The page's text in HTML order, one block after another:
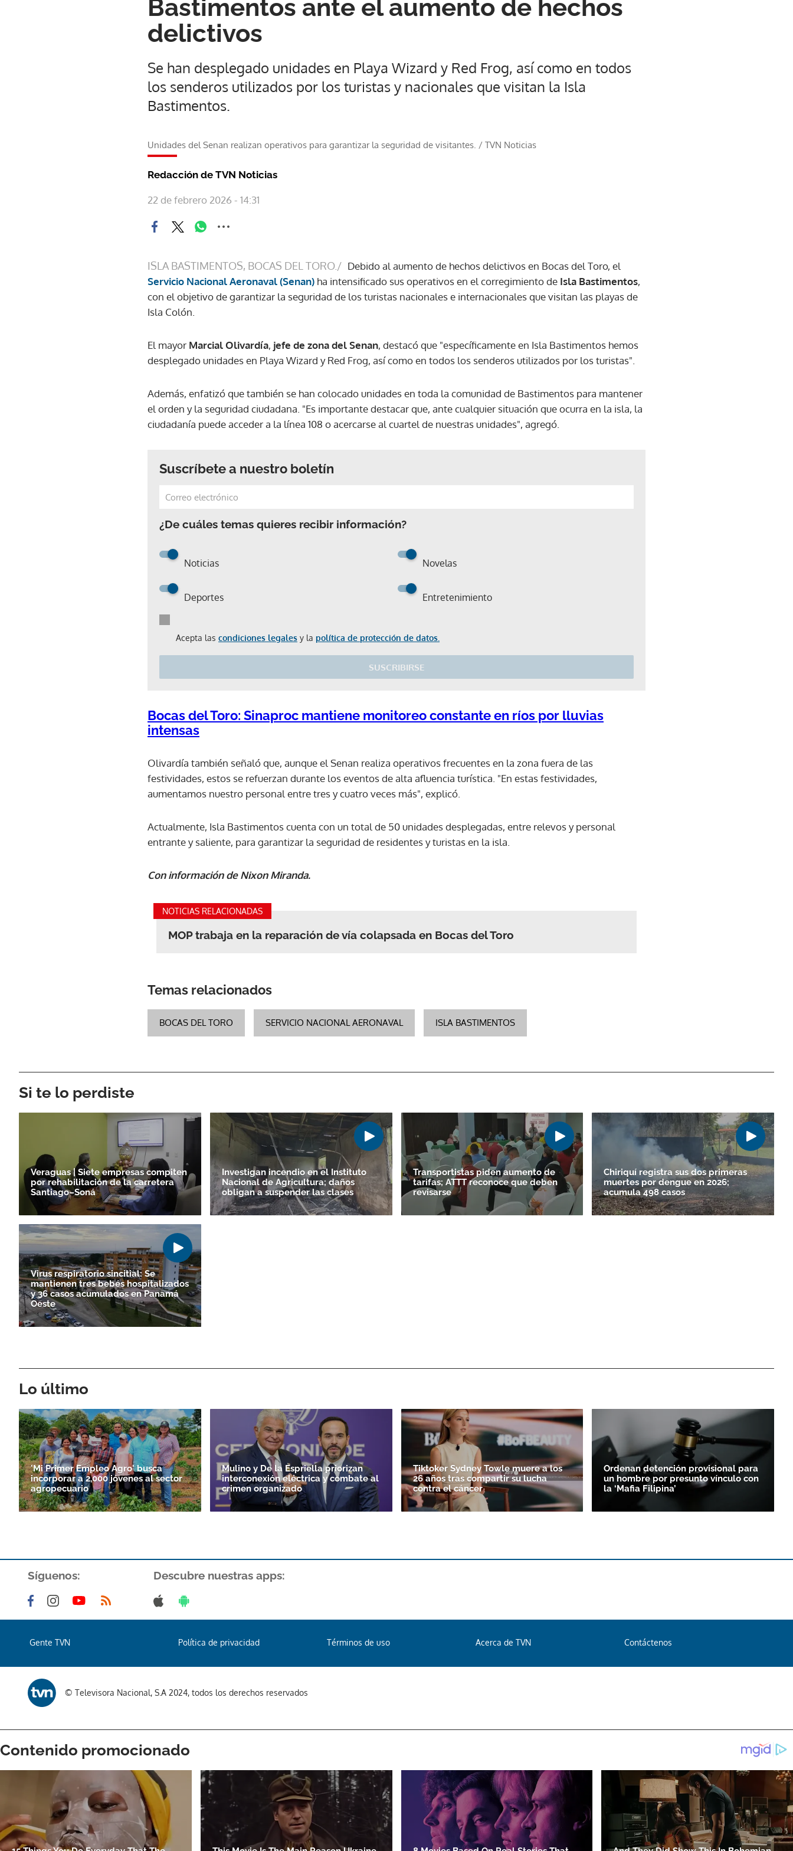
Bastimentos ante el aumento de hechos
delictivos
Se han desplegado unidades en Playa Wizard y Red Frog, así como en todos
los senderos utilizados por los turistas y nacionales que visitan la Isla
Bastimentos.
Unidades del Senan realizan operativos para garantizar la seguridad de visitantes. / TVN Noticias
Redacción de TVN Noticias
22 de febrero 2026 - 14:31
ISLA BASTIMENTOS, BOCAS DEL TORO./ Debido al aumento de hechos delictivos en Bocas del Toro, el
Servicio Nacional Aeronaval (Senan) ha intensificado sus operativos en el corregimiento de Isla Bastimentos,
con el objetivo de garantizar la seguridad de los turistas nacionales e internacionales que visitan las playas de
Isla Colón.
El mayor Marcial Olivardía, jefe de zona del Senan, destacó que "específicamente en Isla Bastimentos hemos
desplegado unidades en Playa Wizard y Red Frog, así como en todos los senderos utilizados por los turistas".
Además, enfatizó que también se han colocado unidades en toda la comunidad de Bastimentos para mantener
el orden y la seguridad ciudadana. "Es importante destacar que, ante cualquier situación que ocurra en la isla, la
ciudadanía puede acceder a la línea 108 o acercarse al cuartel de nuestras unidades", agregó.
Suscríbete a nuestro boletín
¿De cuáles temas quieres recibir información?
Noticias Novelas
Deportes Entretenimiento
Acepta las condiciones legales y la política de protección de datos.
SUSCRIBIRSE
Gracias por suscribirte a nuestro boletín.
ACEPTAR
Bocas del Toro: Sinaproc mantiene monitoreo constante en ríos por lluvias
intensas
Olivardía también señaló que, aunque el Senan realiza operativos frecuentes en la zona fuera de las
festividades, estos se refuerzan durante los eventos de alta afluencia turística. "En estas festividades,
aumentamos nuestro personal entre tres y cuatro veces más", explicó.
Actualmente, Isla Bastimentos cuenta con un total de 50 unidades desplegadas, entre relevos y personal
entrante y saliente, para garantizar la seguridad de residentes y turistas en la isla.
Con información de Nixon Miranda.
NOTICIAS RELACIONADAS
MOP trabaja en la reparación de vía colapsada en Bocas del Toro
Temas relacionados
BOCAS DEL TORO SERVICIO NACIONAL AERONAVAL ISLA BASTIMENTOS
Si te lo perdiste
Veraguas | Siete empresas compiten
por rehabilitación de la carretera
Santiago–Soná
Investigan incendio en el Instituto
Nacional de Agricultura; daños
obligan a suspender las clases
Transportistas piden aumento de
tarifas; ATTT reconoce que deben
revisarse
Chiriquí registra sus dos primeras
muertes por dengue en 2026;
acumula 498 casos
Virus respiratorio sincitial: Se
mantienen tres bebés hospitalizados
y 36 casos acumulados en Panamá
Oeste
Lo último
'Mi Primer Empleo Agro' busca
incorporar a 2,000 jóvenes al sector
agropecuario
Mulino y De la Espriella priorizan
interconexión eléctrica y combate al
crimen organizado
Tiktoker Sydney Towle muere a los
26 años tras compartir su lucha
contra el cáncer
Ordenan detención provisional para
un hombre por presunto vínculo con
la ‘Mafia Filipina’
Síguenos: Descubre nuestras apps:
Gente TVN Política de privacidad Términos de uso Acerca de TVN Contáctenos
© Televisora Nacional, S.A 2024, todos los derechos reservados